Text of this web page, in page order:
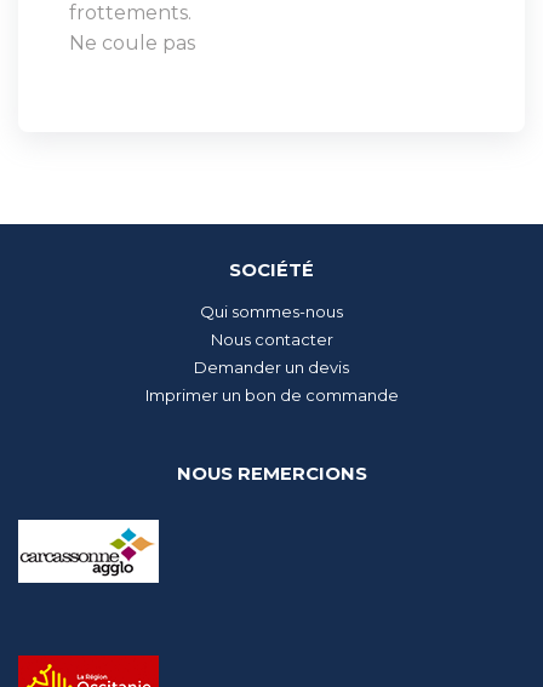
frottements.
Ne coule pas
SOCIÉTÉ
Qui sommes-nous
Nous contacter
Demander un devis
Imprimer un bon de commande
NOUS REMERCIONS